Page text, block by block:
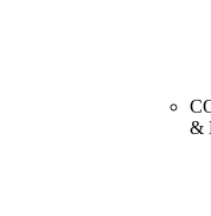
&